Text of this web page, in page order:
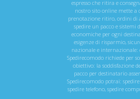
espresso che ritira e
nostro sito online mette a
prenotazione ritiro, ordini di
spedire un pacco e
economiche per ogni
esigenze di risparmio,
nazionale e internazionale:
Spedirecomodo richiede per
obiettivo: la soddisfazione
pacco per destinatario
Spedirecomodo potrai:
spedire telefono, spedire